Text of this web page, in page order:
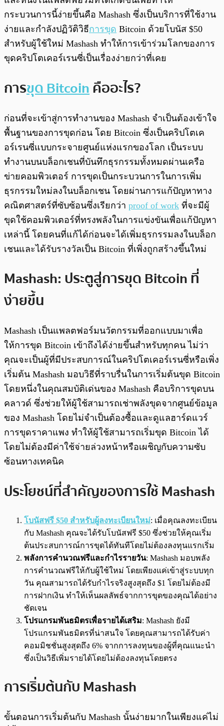
กระบวนการนี้ง่ายขึ้นคือ Mashash ซึ่งเป็นบริการที่ใช้งาน
ง่ายและกำลังปฏิวัติวิธีการขุด Bitcoin ด้วยโบนัส $50
สำหรับผู้ใช้ใหม่ Mashash ทำให้การเข้าร่วมโลกของการ
ขุดคริปโตเคอร์เรนซี่เป็นเรื่องง่ายกว่าที่เคย
การขุด Bitcoinคืออะไร?
ก่อนที่จะเข้าสู่การทำงานของ Mashash จำเป็นต้องเข้าใจ
พื้นฐานของการขุดก่อน โดย Bitcoin ซึ่งเป็นคริปโตเค
อร์เรนซี่แบบกระจายศูนย์แห่งแรกของโลก เป็นระบบ
ทำงานบนบล็อกเชนที่บันทึกธุรกรรมทั้งหมดผ่านเครือ
ข่ายคอมพิวเตอร์ การขุดเป็นกระบวนการในการเพิ่ม
ธุรกรรมใหม่ลงในบล็อกเชน โดยผ่านการแก้ปัญหาทาง
คณิตศาสตร์ที่ซับซ้อนซึ่งเรียกว่า proof of work ที่จะมีผู้
ขุดใช้คอมพิวเตอร์ที่ทรงพลังในการแข่งขันเพื่อแก้ปัญหา
เหล่านี้ โดยคนที่แก้ได้ก่อนจะได้เพิ่มธุรกรรมลงในบล็อก
เชนและได้รับรางวัลเป็น Bitcoin ที่เพิ่งถูกสร้างขึ้นใหม่
Mashash: ประตูสู่การขุด Bitcoin ที่
ง่ายขึ้น
Mashash เป็นแพลตฟอร์มนวัตกรรมที่ออกแบบมาเพื่อ
ให้การขุด Bitcoin เข้าถึงได้ง่ายขึ้นสำหรับทุกคน ไม่ว่า
คุณจะเป็นผู้ที่มีประสบการณ์ในคริปโตเคอร์เรนซี่หรือเพิ่ง
เริ่มต้น Mashash มอบวิธีที่ราบรื่นในการเริ่มต้นขุด Bitcoin
โดยหนึ่งในคุณสมบัติเด่นของ Mashash คือบริการขุดบน
คลาวด์ ซึ่งช่วยให้ผู้ใช้สามารถเช่าพลังขุดจากศูนย์ข้อมูล
ของ Mashash โดยไม่จำเป็นต้องซื้อและดูแลฮาร์ดแวร์
การขุดราคาแพง ทำให้ผู้ใช้สามารถเริ่มขุด Bitcoin ได้
โดยไม่ต้องมีค่าใช้จ่ายล่วงหน้าหรือเผชิญกับความซับ
ซ้อนทางเทคนิค
ประโยชน์ที่สำคัญของการใช้ Mashash
โบนัสฟรี $50 สำหรับผู้ลงทะเบียนใหม่: เมื่อคุณลงทะเบียน
กับ Mashash คุณจะได้รับโบนัสฟรี $50 ซึ่งช่วยให้คุณเริ่ม
ต้นประสบการณ์การขุดได้ทันทีโดยไม่ต้องลงทุนแรกเริ่ม
พลังการคำนวณฟรีและกำไรรายวัน: Mashash มอบพลัง
การคำนวณฟรีให้กับผู้ใช้ใหม่ โดยเพียงแค่เข้าสู่ระบบทุก
วัน คุณสามารถได้รับกำไรจริงสูงสุดถึง $1 โดยไม่ต้องมี
การฝากเงิน ทำให้เห็นผลลัพธ์จากการขุดของคุณได้อย่าง
ชัดเจน
โปรแกรมพันธมิตรเพื่อรายได้เสริม: Mashash ยังมี
โปรแกรมพันธมิตรที่น่าสนใจ โดยคุณสามารถได้รับค่า
คอมมิชชั่นสูงสุดถึง 6% จากการลงทุนของผู้ที่คุณแนะนำ
ซึ่งเป็นวิธีเพิ่มรายได้โดยไม่ต้องลงทุนโดยตรง
การเริ่มต้นกับ Mashash
ขั้นตอนการเริ่มต้นกับ Mashash นั้นง่ายมากในเพียงแค่ไม่